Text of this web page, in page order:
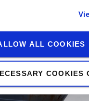
ALL COOKIES
COOKIES